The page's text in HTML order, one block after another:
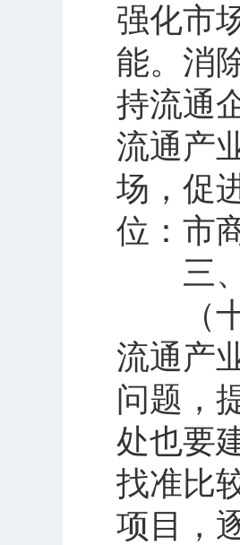
强化市
能。消
持流通
流通产
场，促
位：市
三、
（十
流通产
问题，
处也要
找准比
项目，